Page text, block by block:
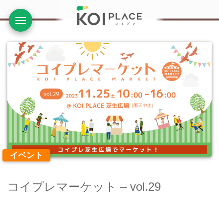
ナビ
イベント
コイプレマーケット – vol.29